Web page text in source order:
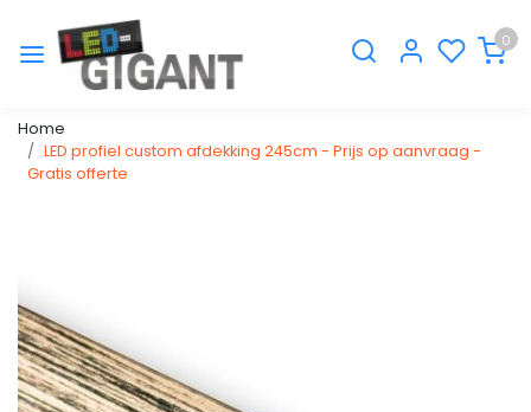
0
Home
LED profiel custom afdekking 245cm - Prijs op aanvraag -
Gratis offerte